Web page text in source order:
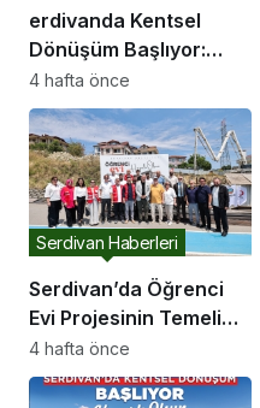
erdivanda Kentsel
Dönüşüm Başlıyor:
Başkan Çelikten Davet
4 hafta önce
Serdivan’da Öğrenci
Evi Projesinin Temeli
Atıldı
Serdivan Haberleri
4 hafta önce